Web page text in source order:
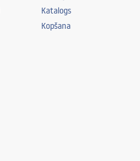
Katalogs
Kopšana